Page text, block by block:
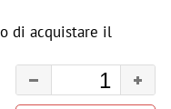
di acquistare il